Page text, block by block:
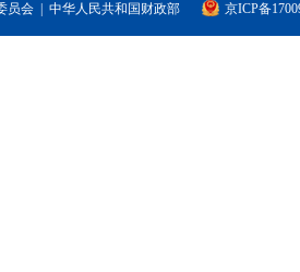
员会 中华人民共和国财政部 京ICP备